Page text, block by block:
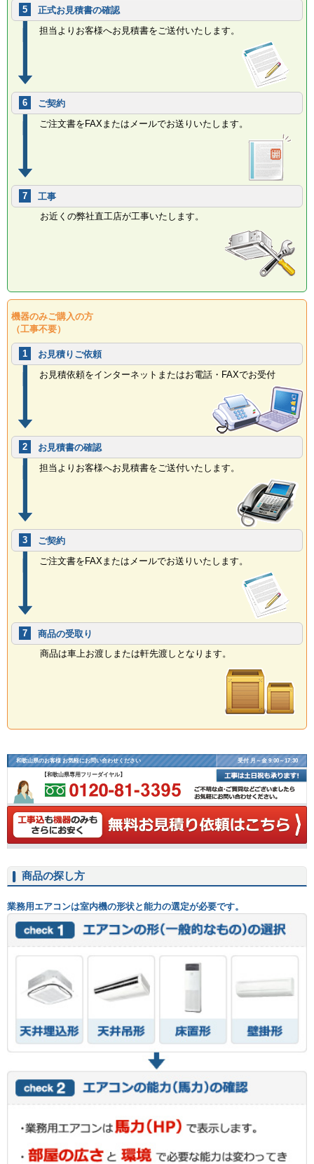
5
正式お見積書の確認
担当よりお客様へお見積書をご送付いたします。
6
ご契約
ご注文書をFAXまたはメールでお送りいたします。
7
工事
お近くの弊社直工店が工事いたします。
機器のみご購入の方
（工事不要）
1
お見積りご依頼
お見積依頼をインターネットまたはお電話・FAXでお受付
2
お見積書の確認
担当よりお客様へお見積書をご送付いたします。
3
ご契約
ご注文書をFAXまたはメールでお送りいたします。
7
商品の受取り
商品は車上お渡しまたは軒先渡しとなります。
和歌山県のお客様 お気軽にお問い合わせください 受付 月～金 9:00～17:30
【和歌山県専用フリーダイヤル】
商品の探し方
業務用エアコンは室内機の形状と能力の選定が必要です。